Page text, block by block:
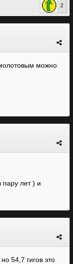
2
можно
пару лет ) и
54,7 гигов это